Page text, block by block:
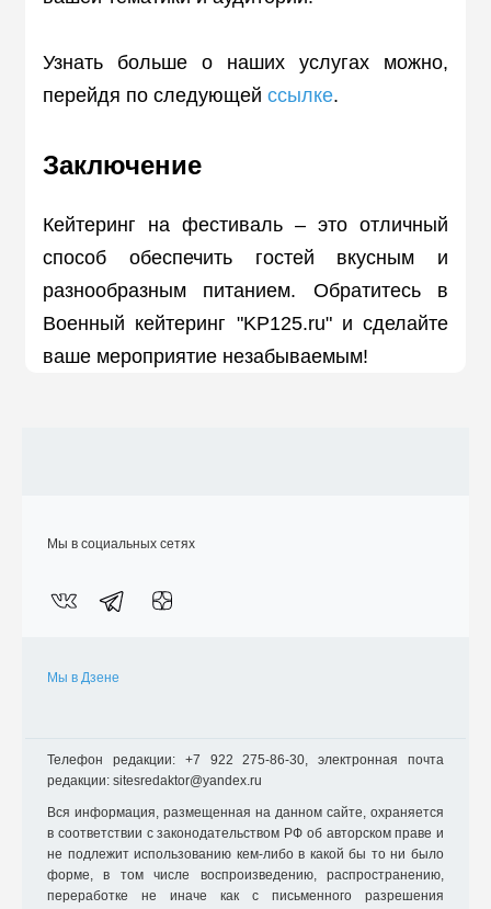
Узнать больше о наших услугах можно,
перейдя по следующей ссылке.
Заключение
Кейтеринг на фестиваль – это отличный
способ обеспечить гостей вкусным и
разнообразным питанием. Обратитесь в
Военный кейтеринг "KP125.ru" и сделайте
ваше мероприятие незабываемым!
Мы в социальных сетях
Мы в Дзене
Телефон редакции: +7 922 275-86-30, электронная почта
редакции: sitesredaktor@yandex.ru
Вся информация, размещенная на данном сайте, охраняется
в соответствии с законодательством РФ об авторском праве и
не подлежит использованию кем-либо в какой бы то ни было
форме, в том числе воспроизведению, распространению,
переработке не иначе как с письменного разрешения